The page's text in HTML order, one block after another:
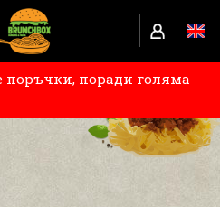
поради голяма